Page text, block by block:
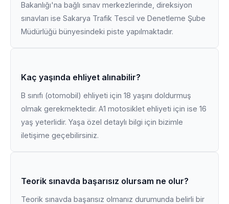
Bakanlığı'na bağlı sınav merkezlerinde, direksiyon
sınavları ise Sakarya Trafik Tescil ve Denetleme Şube
Müdürlüğü bünyesindeki piste yapılmaktadır.
Kaç yaşında ehliyet alınabilir?
B sınıfı (otomobil) ehliyeti için 18 yaşını doldurmuş
olmak gerekmektedir. A1 motosiklet ehliyeti için ise 16
yaş yeterlidir. Yaşa özel detaylı bilgi için bizimle
iletişime geçebilirsiniz.
Teorik sınavda başarısız olursam ne olur?
Teorik sınavda başarısız olmanız durumunda belirli bir